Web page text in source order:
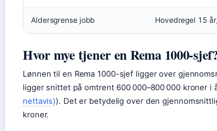
Aldersgrense jobb Hovedregel 15
Hvor mye tjener en Rema 1000-
Lønnen til en Rema 1000-sjef ligger over
ligger snittet på omtrent 600 000–800 000 kroner i
nettavis)). Det er betydelig over den
kroner.